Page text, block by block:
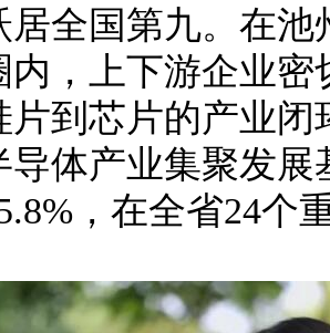
居全国第九。在池
内，上下游企业密
片到芯片的产业闭
导体产业集聚发展
，在全省24个